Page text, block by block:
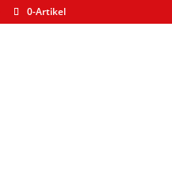
0-Artikel